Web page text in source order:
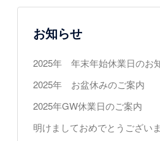
シ
お知らせ
2025年 年末年始休業日のお
2025年 お盆休みのご案内
2025年GW休業日のご案内
明けましておめでとうござい